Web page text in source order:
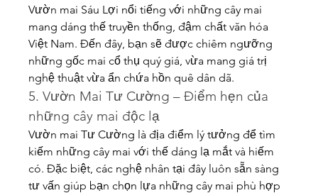
Vườn mai Sáu Lợi nổi tiếng với những cây mai
mang dáng thế truyền thống, đậm chất văn hóa
Việt Nam. Đến đây, bạn sẽ được chiêm ngưỡng
những gốc mai cổ thụ quý giá, vừa mang giá trị
nghệ thuật vừa ẩn chứa hồn quê dân dã.
5. Vườn Mai Tư Cường – Điểm hẹn của
những cây mai độc lạ
Vườn mai Tư Cường là địa điểm lý tưởng để tìm
kiếm những cây mai với thế dáng lạ mắt và hiếm
có. Đặc biệt, các nghệ nhân tại đây luôn sẵn sàng
tư vấn giúp bạn chọn lựa những cây mai phù hợp